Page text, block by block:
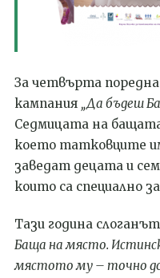
За четвърта
кампания „Да бъдеш
Седмицата на
което татковците
заведат децата и
които са специално
Тази година
Баща на място.
мястото му – точно